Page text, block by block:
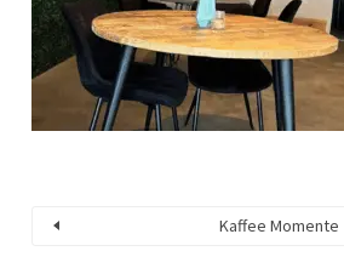
Kaffee Momente